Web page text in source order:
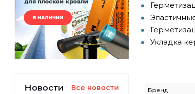
Укладка
Бренд
Новости Все новости